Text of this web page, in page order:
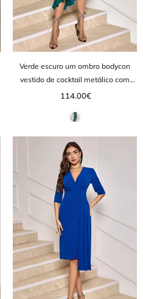
Verde escuro um ombro bodycon
vestido de cocktail metálico com
babados
114.00€